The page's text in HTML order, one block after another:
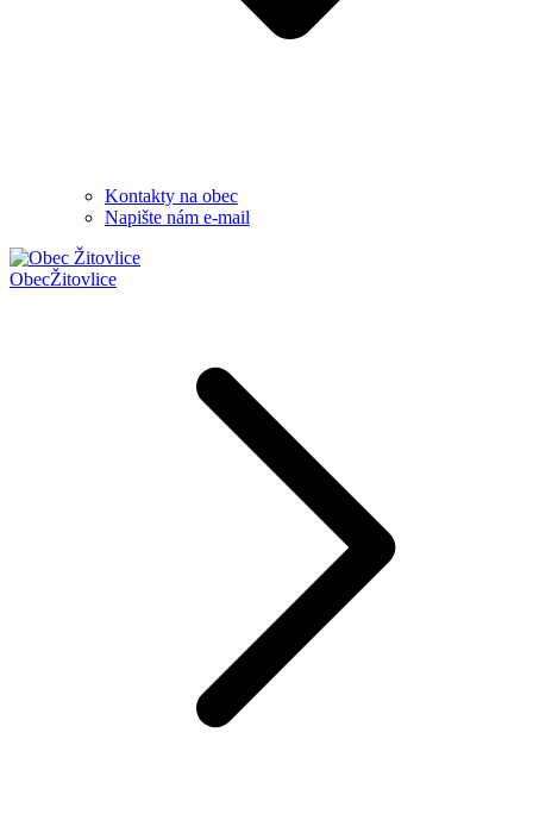
Kontakty na obec
Napište nám e-mail
ObecŽitovlice